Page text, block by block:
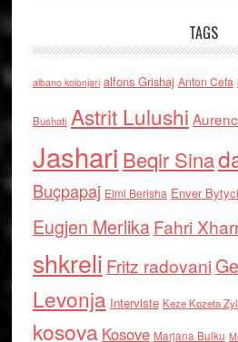
TAGS
albano kolonjari alfons Grishaj Anton Cefa
Bushati Astrit Lulushi
Jashari Beqir Sina
Buçpapaj Elmi Berisha Enver Bytyci
Eugjen MerlikaFahri
shkreli Fritz radovani
Levonja Interviste Keze Kozeta
kosova Kosove Marjana Bulku